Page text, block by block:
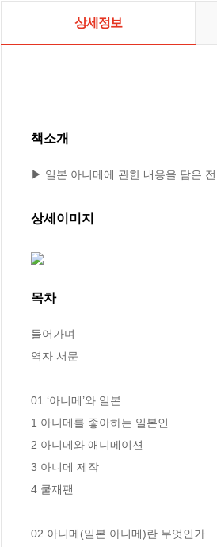
상세정보
책소개
▶ 일본 아니메에 관한 내용을 담은 전
상세이미지
목차
들어가며
역자 서문
01 ‘아니메’와 일본
1 아니메를 좋아하는 일본인
2 아니메와 애니메이션
3 아니메 제작
4 쿨재팬
02 아니메(일본 아니메)란 무엇인가